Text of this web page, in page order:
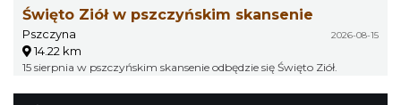
Święto Ziół w pszczyńskim skansenie
Pszczyna 2026-08-15
14.22 km
15 sierpnia w pszczyńskim skansenie odbędzie się Święto Ziół.